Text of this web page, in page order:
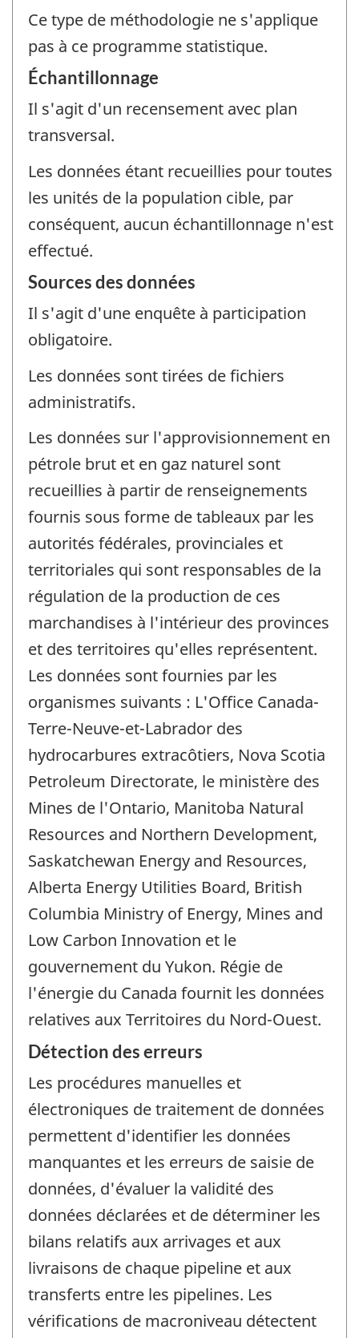
Ce type de méthodologie ne s'applique
pas à ce programme statistique.
Échantillonnage
Il s'agit d'un recensement avec plan
transversal.
Les données étant recueillies pour toutes
les unités de la population cible, par
conséquent, aucun échantillonnage n'est
effectué.
Sources des données
Il s'agit d'une enquête à participation
obligatoire.
Les données sont tirées de fichiers
administratifs.
Les données sur l'approvisionnement en
pétrole brut et en gaz naturel sont
recueillies à partir de renseignements
fournis sous forme de tableaux par les
autorités fédérales, provinciales et
territoriales qui sont responsables de la
régulation de la production de ces
marchandises à l'intérieur des provinces
et des territoires qu'elles représentent.
Les données sont fournies par les
organismes suivants : L'Office Canada-
Terre-Neuve-et-Labrador des
hydrocarbures extracôtiers, Nova Scotia
Petroleum Directorate, le ministère des
Mines de l'Ontario, Manitoba Natural
Resources and Northern Development,
Saskatchewan Energy and Resources,
Alberta Energy Utilities Board, British
Columbia Ministry of Energy, Mines and
Low Carbon Innovation et le
gouvernement du Yukon. Régie de
l'énergie du Canada fournit les données
relatives aux Territoires du Nord-Ouest.
Détection des erreurs
Les procédures manuelles et
électroniques de traitement de données
permettent d'identifier les données
manquantes et les erreurs de saisie de
données, d'évaluer la validité des
données déclarées et de déterminer les
bilans relatifs aux arrivages et aux
livraisons de chaque pipeline et aux
transferts entre les pipelines. Les
vérifications de macroniveau détectent